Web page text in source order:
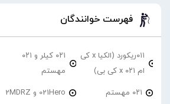
فهرست خوانندگان
۰۱۱ریکورد (الکیا x کی
ام ۰۲۱ x کی بی)
۰۲۱ کیلر و ۰۲۱
مهستم
۰۲۱ مهستم 021Hero و 2MDRZ